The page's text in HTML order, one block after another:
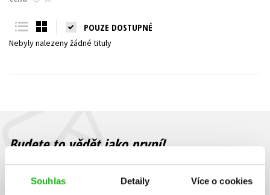
Souhlas Detaily Více o cookies
Young adult (SK)
Všechny tituly
POUZE DOSTUPNÉ
Nebyly nalezeny žádné tituly
Budete to vědět jako první!
Zajímá Vás, jaký knižní hit právě vychází, na jaké zboží je výhodná
sleva, jaká běží soutěž o ceny? Přihlášením k odběru našich e-
souhlasíte se zpracováním osobních údajů